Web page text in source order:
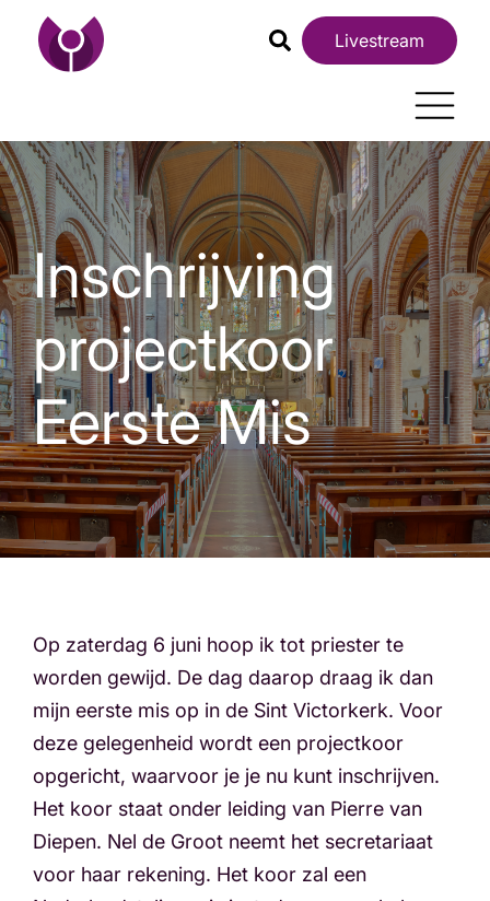
Livestream
Inschrijving
projectkoor
Eerste Mis
Op zaterdag 6 juni hoop ik tot priester te
worden gewijd. De dag daarop draag ik dan
mijn eerste mis op in de Sint Victorkerk. Voor
deze gelegenheid wordt een projectkoor
opgericht, waarvoor je je nu kunt inschrijven.
Het koor staat onder leiding van Pierre van
Diepen. Nel de Groot neemt het secretariaat
voor haar rekening. Het koor zal een